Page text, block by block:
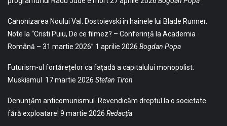
Canonizarea Noului Val: Dostoievski în hainele lui Blade Runner.
Note la “Cristi Puiu, De ce filmez? – Conferință la Academia
Română – 31 martie 2026” 1 aprilie 2026 Bogdan Popa
Futurism-ul fortărețelor ca fațadă a capitalului monopolist:
Muskismul 17 martie 2026 Stefan Tiron
Denunțăm anticomunismul. Revendicăm dreptul la o societate
fără exploatare! 9 martie 2026 Redacția